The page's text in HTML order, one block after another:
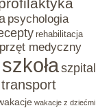
psychologia
rehabilitacja
medyczny
szkołaszpital
transport
wakacje z dziećmi